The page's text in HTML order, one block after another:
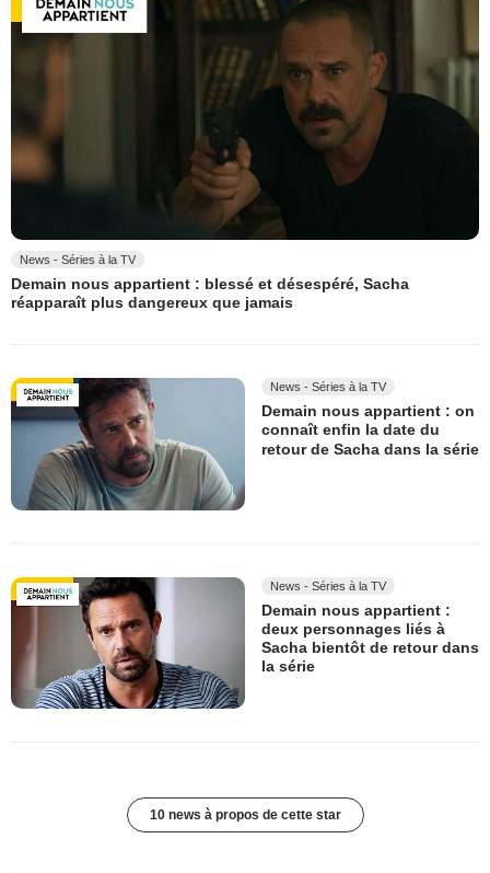
News - Séries à la TV
Demain nous appartient : blessé et désespéré, Sacha
réapparaît plus dangereux que jamais
News - Séries à la TV
Demain nous appartient : on
connaît enfin la date du
retour de Sacha dans la série
News - Séries à la TV
Demain nous appartient :
deux personnages liés à
Sacha bientôt de retour dans
la série
10 news à propos de cette star